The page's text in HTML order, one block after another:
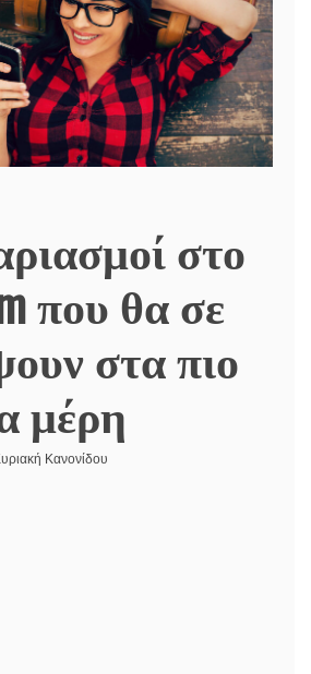
στο
που θα σε
στα πιο
μέρη
Κανονίδου